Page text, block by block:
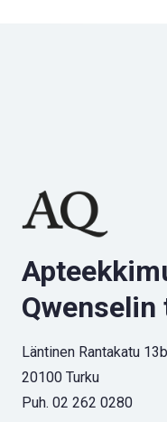
Qwenselin
Läntinen Rantakatu 13b
20100 Turku
Puh. 02 262 0280